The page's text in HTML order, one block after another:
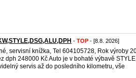
- TOP - [8.8. 2026]
servisní knížka,​ Tel 604105728,​ Rok výroby
dph 248000 Kč Auto je v bohaté výbavě
servis až do posledního kilometru,​ vše